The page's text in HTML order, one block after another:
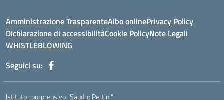
Amministrazione TrasparenteAlbo onlinePrivacy Policy
Dichiarazione di accessibilitàCookie PolicyNote Legali
WHISTLEBLOWING
Seguici su:
Istituto comprensivo "Sandro Pertini"